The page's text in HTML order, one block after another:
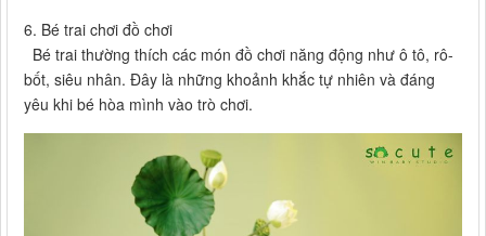
6. Bé trai chơi đồ chơi
Bé trai thường thích các món đồ chơi năng động như ô tô, rô-
bốt, siêu nhân. Đây là những khoảnh khắc tự nhiên và đáng
yêu khi bé hòa mình vào trò chơi.